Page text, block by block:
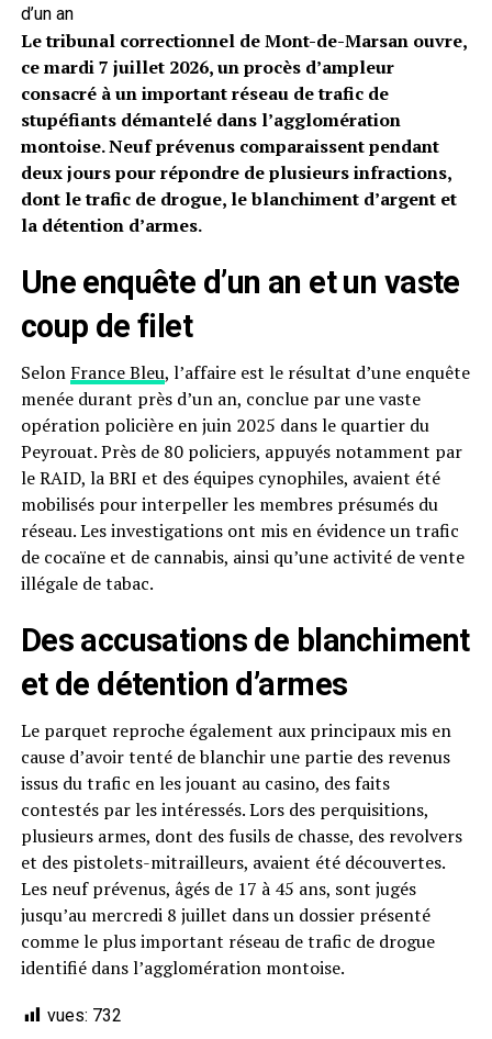
d’un an
Le tribunal correctionnel de Mont-de-Marsan ouvre,
ce mardi 7 juillet 2026, un procès d’ampleur
consacré à un important réseau de trafic de
stupéfiants démantelé dans l’agglomération
montoise. Neuf prévenus comparaissent pendant
deux jours pour répondre de plusieurs infractions,
dont le trafic de drogue, le blanchiment d’argent et
la détention d’armes.
Une enquête d’un an et un vaste
coup de filet
Selon France Bleu, l’affaire est le résultat d’une enquête
menée durant près d’un an, conclue par une vaste
opération policière en juin 2025 dans le quartier du
Peyrouat. Près de 80 policiers, appuyés notamment par
le RAID, la BRI et des équipes cynophiles, avaient été
mobilisés pour interpeller les membres présumés du
réseau. Les investigations ont mis en évidence un trafic
de cocaïne et de cannabis, ainsi qu’une activité de vente
illégale de tabac.
Des accusations de blanchiment
et de détention d’armes
Le parquet reproche également aux principaux mis en
cause d’avoir tenté de blanchir une partie des revenus
issus du trafic en les jouant au casino, des faits
contestés par les intéressés. Lors des perquisitions,
plusieurs armes, dont des fusils de chasse, des revolvers
et des pistolets-mitrailleurs, avaient été découvertes.
Les neuf prévenus, âgés de 17 à 45 ans, sont jugés
jusqu’au mercredi 8 juillet dans un dossier présenté
comme le plus important réseau de trafic de drogue
identifié dans l’agglomération montoise.
vues: 732